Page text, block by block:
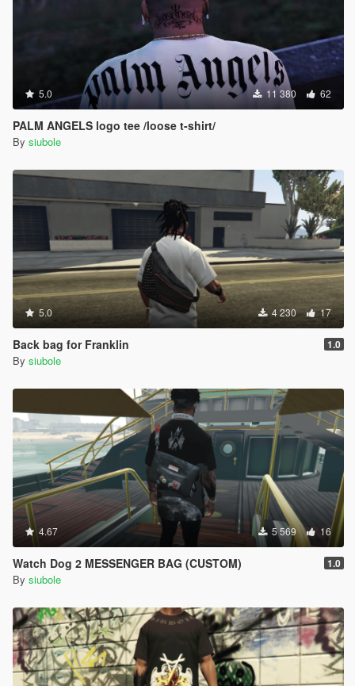
5.0 11 380 62
PALM ANGELS logo tee /loose t-shirt/
By siubole
5.0 4 230 17
Back bag for Franklin 1.0
By siubole
4.67 5 569 16
Watch Dog 2 MESSENGER BAG (CUSTOM) 1.0
By siubole